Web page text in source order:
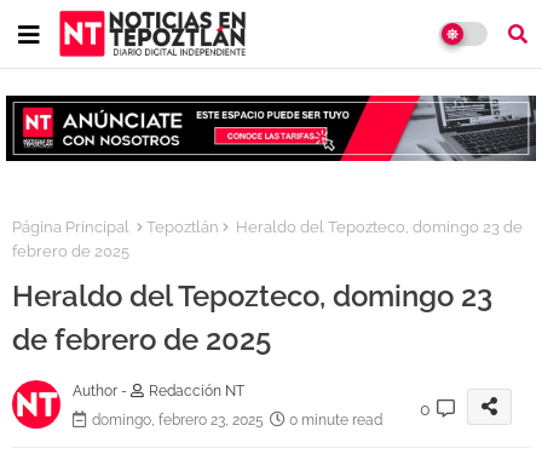
Página Principal Tepoztlán
Heraldo del Tepozteco, domingo 23 de
febrero de 2025
Heraldo del Tepozteco, domingo 23
de febrero de 2025
Author -
Redacción NT
domingo, febrero 23, 2025
0 minute read
0